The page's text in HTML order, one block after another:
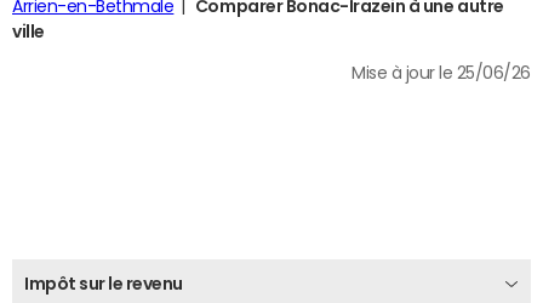
Arrien-en-Bethmale
Comparer Bonac-Irazein à une autre
ville
Mise à jour le 25/06/26
Impôt sur le revenu